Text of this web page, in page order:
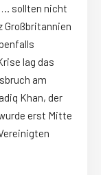
… sollten nicht
Großbritannien
lag das
am
Khan, der
erst Mitte